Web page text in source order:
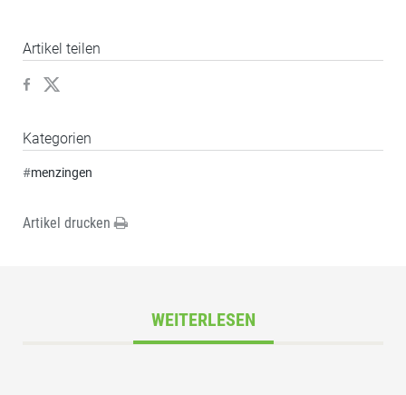
Artikel teilen
Kategorien
#menzingen
Artikel drucken
WEITERLESEN